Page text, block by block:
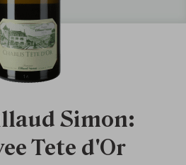
Simon:
Tete d'Or